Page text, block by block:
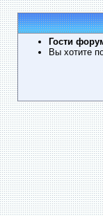
Гости
Вы хотите